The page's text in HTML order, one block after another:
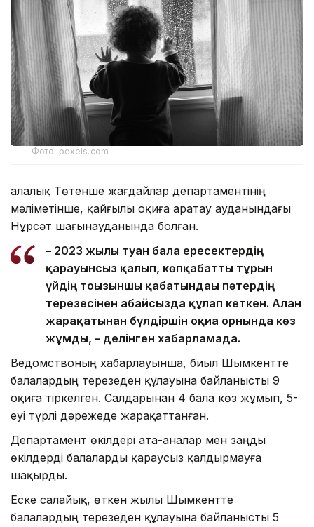
Фото: pexels.com
Қалалық Төтенше жағдайлар департаментінің
мәліметінше, қайғылы оқиға Қаратау ауданындағы
Нұрсәт шағынауданында болған.
– 2023 жылы туған бала ересектердің
қарауынсыз қалып, көпқабатты тұрғын
үйдің тоғызыншы қабатындағы пәтердің
терезесінен абайсызда құлап кеткен. Алған
жарақатынан бүлдіршін оқиға орнында көз
жұмды, – делінген хабарламада.
Ведомствоның хабарлауынша, биыл Шымкентте
балалардың терезеден құлауына байланысты 9
оқиға тіркелген. Салдарынан 4 бала көз жұмып, 5-
еуі түрлі дәрежеде жарақаттанған.
Департамент өкілдері ата-аналар мен заңды
өкілдерді балаларды қараусыз қалдырмауға
шақырды.
Еске салайық, өткен жылы Шымкентте
балалардың терезеден құлауына байланысты 5